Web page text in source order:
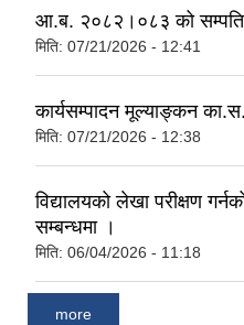
आ.ब. २०८२।०८३ को सम्पति
मिति: 07/21/2026 - 12:41
कार्यसम्पादन मूल्याङ्कन
मिति: 07/21/2026 - 12:38
विद्यालयको लेखा परीक्षण
सम्बन्धमा ।
मिति: 06/04/2026 - 11:18
more